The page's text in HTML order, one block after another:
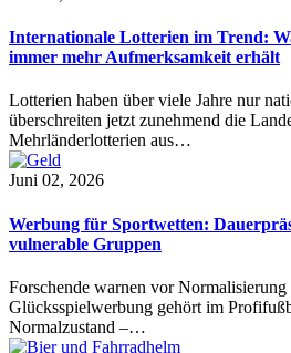
Internationale Lotterien im Trend:
immer mehr Aufmerksamkeit erhält
Lotterien haben über viele Jahre nur
überschreiten jetzt zunehmend die
Mehrländerlotterien aus…
Juni 02, 2026
Werbung für Sportwetten:
vulnerable Gruppen
Forschende warnen vor
Glücksspielwerbung gehört im
Normalzustand –…